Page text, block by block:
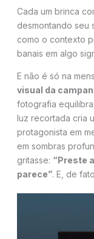
Cada um brinca
desmontando seu
como o contexto
banais em algo
E não é só na
visual da
fotografia
luz recortada cria
protagonista em
em sombras
gritasse: “Preste
parece”. E, de